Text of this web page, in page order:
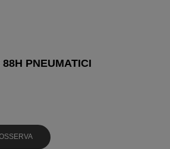
PNEUMATICI